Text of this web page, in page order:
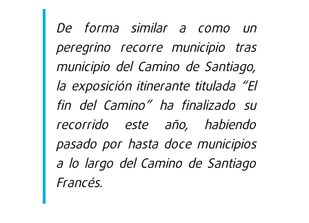
De forma similar a como un
peregrino recorre municipio tras
municipio del Camino de Santiago,
la exposición itinerante titulada “El
fin del Camino” ha finalizado su
recorrido este año, habiendo
pasado por hasta doce municipios
a lo largo del Camino de Santiago
Francés.